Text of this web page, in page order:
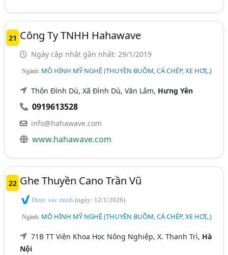
21 Công Ty TNHH Hahawave
Ngày cập nhật gần nhất: 29/1/2019
Ngành: MÔ HÌNH MỸ NGHỆ (THUYỀN BUỒM, CÁ CHÉP, XE HƠI,.)
Thôn Đình Dù, Xã Đình Dù, Văn Lâm, Hưng Yên
0919613528
info@hahawave.com
www.hahawave.com
22 Ghe Thuyền Cano Trần Vũ
Được xác minh(ngày: 12/1/2026)
Ngành: MÔ HÌNH MỸ NGHỆ (THUYỀN BUỒM, CÁ CHÉP, XE HƠI,.)
71B TT Viện Khoa Học Nông Nghiệp, X. Thanh Trì, Hà
Nội